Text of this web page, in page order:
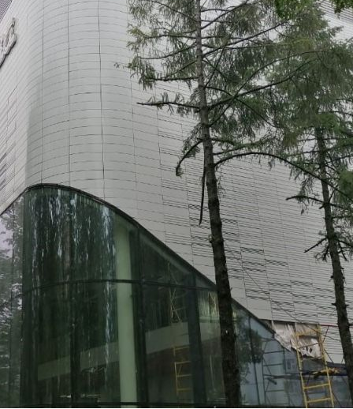
Информация о ТЦ
О компании
Арендаторы
Условия сотрудничества
Контакты
Новости торгового центра
Фотогалерея
О ТЦ "Место встречи Нева"
Название:
Место встречи Нева
Дата открытия:
Август, 2020
Вид / тип объекта:
Торговый центр
Город:
Москва (Москва / Московская обл)
Расположение:
ул. Беломорская, 16а
Общая площадь здания:
9 033 м
Сдаваемая в аренду площадь здания:
5 701 м
Этажность:
3 + подземный
Посещаемость:
Время работы ТЦ:
10:00-22:00